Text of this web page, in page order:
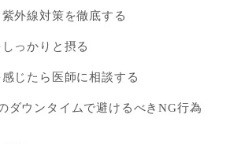
外線対策を徹底する
っかりと摂る
じたら医師に相談する
ダウンタイムで避けるべきNG行為